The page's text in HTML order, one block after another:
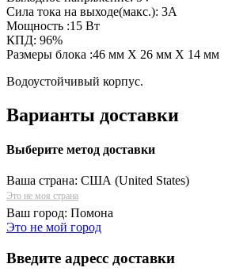
Сила тока на выходе(макс.): 3A
Мощность :15 Вт
КПД: 96%
Размеры блока :46 мм Х 26 мм X 14 мм
Водоустойчивый корпус.
Варианты доставки
Выберите метод доставки
Ваша страна: США (United States)
Это не моя страна
Ваш город: Помона
Это не мой город
Введите адресс доставки